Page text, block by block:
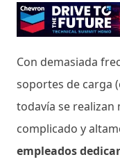
Con demasiada
soportes de carga
todavía se
complicado y
empleados